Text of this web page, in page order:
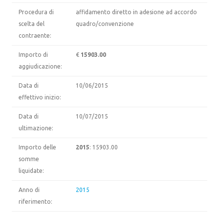
Procedura di
scelta del
contraente:
affidamento diretto in adesione ad accordo
quadro/convenzione
Importo di
aggiudicazione:
€ 15903.00
Data di
effettivo inizio:
10/06/2015
Data di
ultimazione:
10/07/2015
Importo delle
somme
liquidate:
2015: 15903.00
Anno di
riferimento:
2015